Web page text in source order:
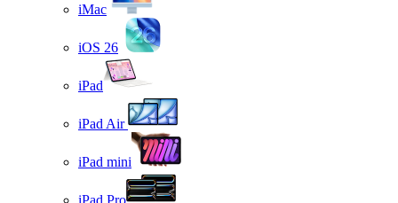
iMac
iOS 26
iPad
iPad Air
iPad mini
iPad Pro